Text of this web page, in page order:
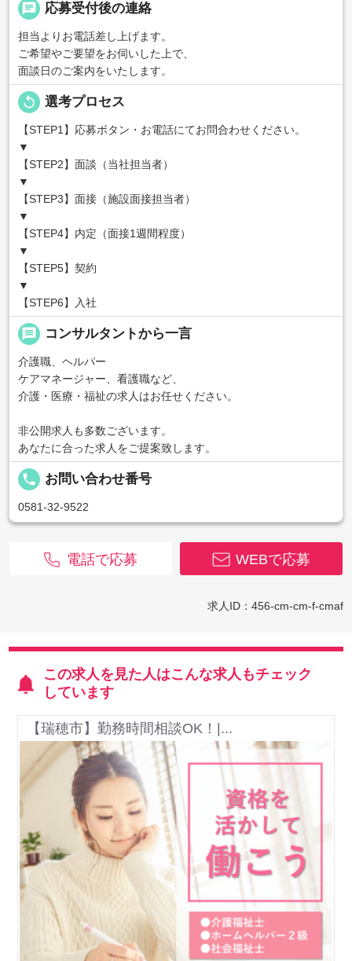
chat 応募受付後の連絡
担当よりお電話差し上げます。
ご希望やご要望をお伺いした上で、
面談日のご案内をいたします。
replay 選考プロセス
【STEP1】応募ボタン・お電話にてお問合わせください。
▼
【STEP2】面談（当社担当者）
▼
【STEP3】面接（施設面接担当者）
▼
【STEP4】内定（面接1週間程度）
▼
【STEP5】契約
▼
【STEP6】入社
message コンサルタントから一言
介護職、ヘルパー
ケアマネージャー、看護職など、
介護・医療・福祉の求人はお任せください。
非公開求人も多数ございます。
あなたに合った求人をご提案致します。
local_phone お問い合わせ番号
0581-32-9522
WEBで応募
電話で応募
求人ID：456-cm-cm-f-cmaf
この求人を見た人はこんな求人もチェック
しています
【瑞穂市】勤務時間相談OK！|...